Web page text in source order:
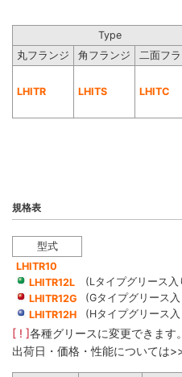
Type
丸フランジ
角フランジ 二面フ
LHITR LHITS LHITC
規格表
型式
LHITR10
LHITR12L
LHITR12G
LHITR12H
(Lタイプグリース入
(Gタイプグリース
(Hタイプグリース
[ ! ]各種グリースに変更できます。
出荷日・価格・性能については